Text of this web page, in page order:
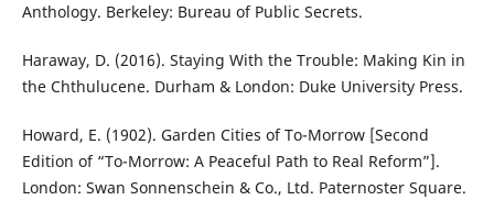
Anthology. Berkeley: Bureau of Public Secrets.
Haraway, D. (2016). Staying With the Trouble: Making Kin in
the Chthulucene. Durham & London: Duke University Press.
Howard, E. (1902). Garden Cities of To-Morrow [Second
Edition of “To-Morrow: A Peaceful Path to Real Reform”].
London: Swan Sonnenschein & Co., Ltd. Paternoster Square.